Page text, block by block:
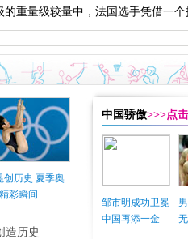
重量级较量中，法国选手凭借一个
创历史 夏季奥
彩瞬间
造历史
中国骄傲>>>点
邹市明成功卫冕
中国再添一金